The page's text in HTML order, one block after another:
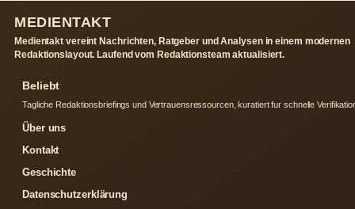
MEDIENTAKT
Medientakt vereint Nachrichten, Ratgeber und Analysen in einem modernen
Redaktionslayout. Laufend vom Redaktionsteam aktualisiert.
Beliebt
Tagliche Redaktionsbriefings und Vertrauensressourcen, kuratiert fur schnelle
Über uns
Kontakt
Geschichte
Datenschutzerklärung